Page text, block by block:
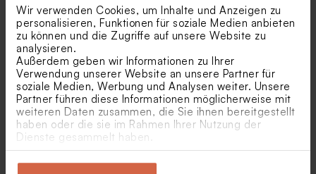
Wir verwenden Cookies, um Inhalte und Anzeigen zu
personalisieren, Funktionen für soziale Medien anbieten
zu können und die Zugriffe auf unsere Website zu
analysieren.
Außerdem geben wir Informationen zu Ihrer
Verwendung unserer Website an unsere Partner für
soziale Medien, Werbung und Analysen weiter. Unsere
Partner führen diese Informationen möglicherweise mit
weiteren Daten zusammen, die Sie ihnen bereitgestellt
haben oder die sie im Rahmen Ihrer Nutzung der
Dienste gesammelt haben.
Personalisierbare Holztafel
mit Trockenblumen | pink
Personalisierbare Tasche
'Patentante'
Neu